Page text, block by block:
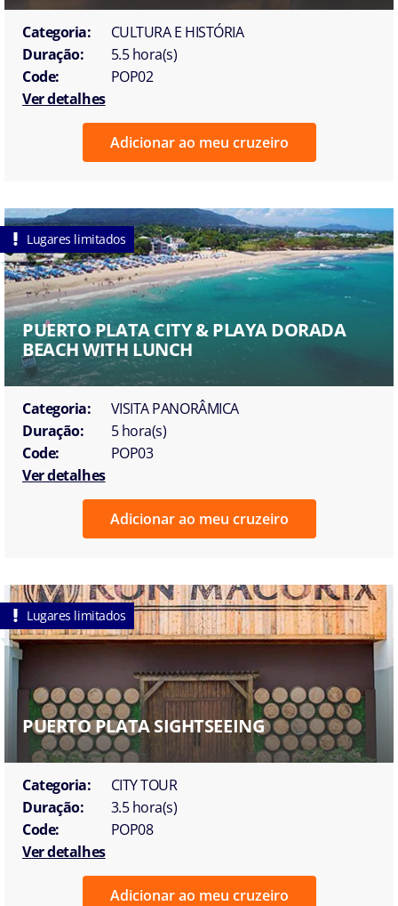
Categoria:
CULTURA E HISTÓRIA
Duração:
5.5 hora(s)
Code:
POP02
Ver detalhes
Adicionar ao meu cruzeiro
Lugares limitados
PUERTO PLATA CITY & PLAYA DORADA
BEACH WITH LUNCH
Categoria:
VISITA PANORÂMICA
Duração:
5 hora(s)
Code:
POP03
Ver detalhes
Adicionar ao meu cruzeiro
Lugares limitados
PUERTO PLATA SIGHTSEEING
Categoria:
CITY TOUR
Duração:
3.5 hora(s)
Code:
POP08
Ver detalhes
Adicionar ao meu cruzeiro